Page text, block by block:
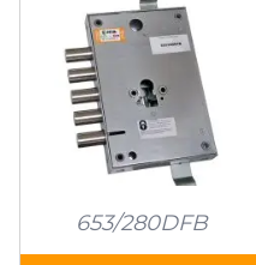
653/280DFB